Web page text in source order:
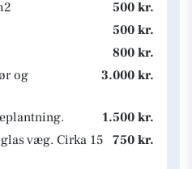
500 kr.
500 kr.
800 kr.
og
3.000 kr.
1.500 kr.
væg. Cirka 15 750 kr.